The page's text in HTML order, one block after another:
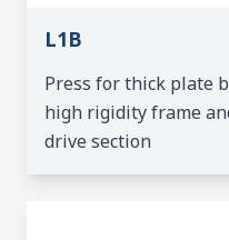
L1B
Press for thick plate
high rigidity frame
drive section